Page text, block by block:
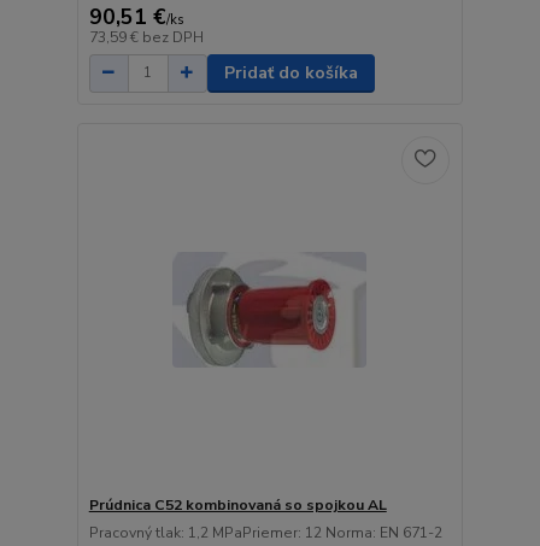
90,51 €/ks
73,59 € bez DPH
Pridať do košíka
Prúdnica C52 kombinovaná so spojkou AL
Pracovný tlak: 1,2 MPaPriemer: 12 Norma: EN 671-2